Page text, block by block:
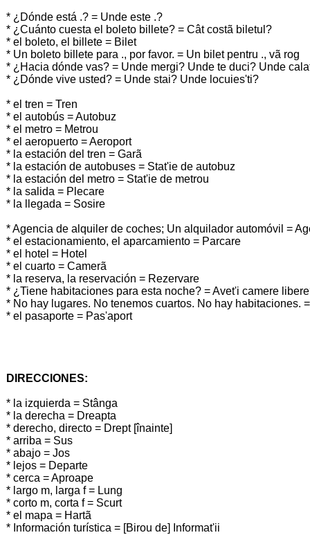
* ¿Dónde está .? = Unde este .?
* ¿Cuánto cuesta el boleto billete? = Cât costã biletul?
* el boleto, el billete = Bilet
* Un boleto billete para ., por favor. = Un bilet pentru ., vã rog
* ¿Hacia dónde vas? = Unde mergi? Unde te duci? Unde
* ¿Dónde vive usted? = Unde stai? Unde locuies'ti?
* el tren = Tren
* el autobús = Autobuz
* el metro = Metrou
* el aeropuerto = Aeroport
* la estación del tren = Garã
* la estación de autobuses = Stat'ie de autobuz
* la estación del metro = Stat'ie de metrou
* la salida = Plecare
* la llegada = Sosire
* Agencia de alquiler de coches; Un alquilador automóvil =
* el estacionamiento, el aparcamiento = Parcare
* el hotel = Hotel
* el cuarto = Camerã
* la reserva, la reservación = Rezervare
* ¿Tiene habitaciones para esta noche? = Avet'i camere
* No hay lugares. No tenemos cuartos. No hay habitaciones.
* el pasaporte = Pas'aport
DIRECCIONES:
* la izquierda = Stânga
* la derecha = Dreapta
* derecho, directo = Drept [înainte]
* arriba = Sus
* abajo = Jos
* lejos = Departe
* cerca = Aproape
* largo m, larga f = Lung
* corto m, corta f = Scurt
* el mapa = Hartã
* Información turística = [Birou de] Informat'ii